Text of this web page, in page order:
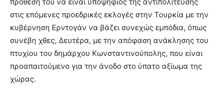
στις επόμενες προεδρικές εκλογές στην Τουρκία με την
κυβέρνηση Ερντογάν να βάζει συνεχώς εμπόδια, όπως
συνέβη χθες, Δευτέρα, με την απόφαση ανάκλησης του
πτυχίου του δημάρχου Κωνσταντινούπολης, που είναι
προαπαιτούμενο για την άνοδο στο ύπατο αξίωμα της
χώρας.